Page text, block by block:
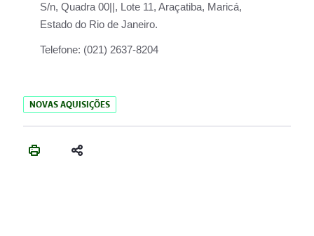
S/n, Quadra 00||, Lote 11, Araçatiba, Maricá,
Estado do Rio de Janeiro.
Telefone: (021) 2637-8204
NOVAS AQUISIÇÕES